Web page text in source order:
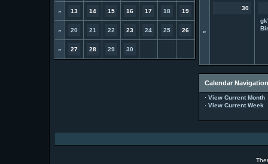
» 13 14 15 16 17 18 19
» 20 21 22 23 24 25 26
» 27 28 29 30
»
30
Calendar Navigation
· View Current Month
· View Current Week